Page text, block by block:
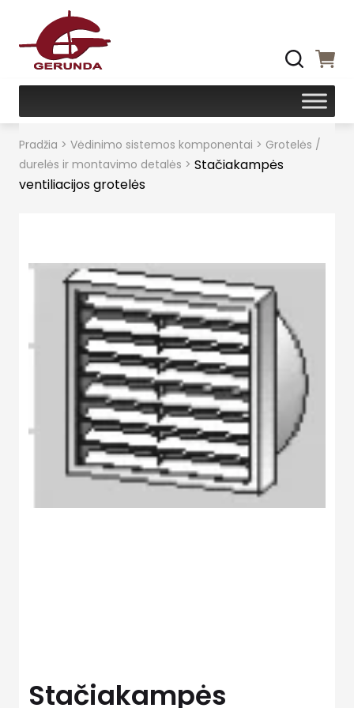
Pradžia > Vėdinimo sistemos komponentai > Grotelės /
durelės ir montavimo detalės > Stačiakampės
ventiliacijos grotelės
Stačiakampės